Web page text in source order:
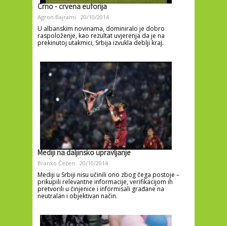
Crno - crvena euforija
Agron Bajrami 20/10/2014
U albanskim novinama, dominiralo je dobro
raspoloženje, kao rezultat uvjerenja da je na
prekinutoj utakmici, Srbija izvukla deblji kraj.
Mediji na daljinsko upravljanje
Branko Čečen 20/10/2014
Mediji u Srbiji nisu učinili ono zbog čega postoje –
prikupili relevantne informacije, verifikacijom ih
pretvorili u činjenice i informisali građane na
neutralan i objektivan način.